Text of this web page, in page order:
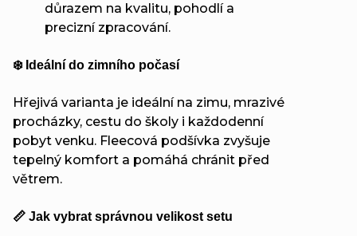
důrazem na kvalitu, pohodlí a
precizní zpracování.
❄️ Ideální do zimního počasí
Hřejivá varianta je ideální na zimu, mrazivé
procházky, cestu do školy i každodenní
pobyt venku. Fleecová podšívka zvyšuje
tepelný komfort a pomáhá chránit před
větrem.
📏 Jak vybrat správnou velikost setu